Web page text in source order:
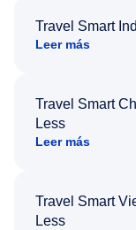
Travel Smart
Leer más
Travel Smart
Less
Leer más
Travel Smart
Less